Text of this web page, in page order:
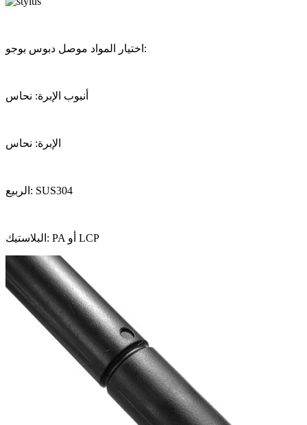
اختيار المواد موصل دبوس بوجو:
أنبوب الإبرة: نحاس
الإبرة: نحاس
الربيع: SUS304
البلاستيك: PA أو LCP